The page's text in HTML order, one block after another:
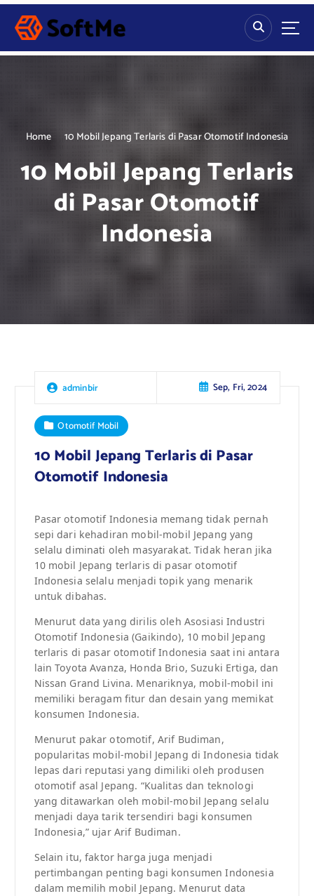
S
p
Home 10 Mobil Jepang Terlaris di Pasar Otomotif Indonesia
10 Mobil Jepang Terlaris
di Pasar Otomotif
Indonesia
adminbir Sep, Fri, 2024
Otomotif Mobil
10 Mobil Jepang Terlaris di Pasar
Otomotif Indonesia
Pasar otomotif Indonesia memang tidak pernah
sepi dari kehadiran mobil-mobil Jepang yang
selalu diminati oleh masyarakat. Tidak heran jika
10 mobil Jepang terlaris di pasar otomotif
Indonesia selalu menjadi topik yang menarik
untuk dibahas.
Menurut data yang dirilis oleh Asosiasi Industri
Otomotif Indonesia (Gaikindo), 10 mobil Jepang
terlaris di pasar otomotif Indonesia saat ini antara
lain Toyota Avanza, Honda Brio, Suzuki Ertiga, dan
Nissan Grand Livina. Menariknya, mobil-mobil ini
memiliki beragam fitur dan desain yang memikat
konsumen Indonesia.
Menurut pakar otomotif, Arif Budiman,
popularitas mobil-mobil Jepang di Indonesia tidak
lepas dari reputasi yang dimiliki oleh produsen
otomotif asal Jepang. “Kualitas dan teknologi
yang ditawarkan oleh mobil-mobil Jepang selalu
menjadi daya tarik tersendiri bagi konsumen
Indonesia,” ujar Arif Budiman.
Selain itu, faktor harga juga menjadi
pertimbangan penting bagi konsumen Indonesia
dalam memilih mobil Jepang. Menurut data